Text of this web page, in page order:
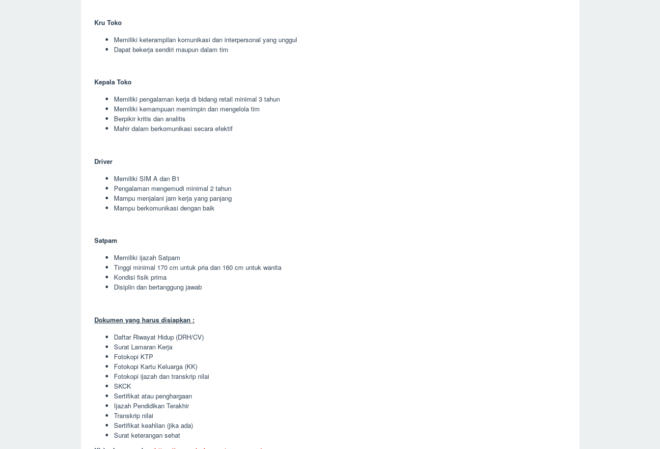
Kru Toko
Memiliki keterampilan komunikasi dan interpersonal yang unggul
Dapat bekerja sendiri maupun dalam tim
Kepala Toko
Memiliki pengalaman kerja di bidang retail minimal 3 tahun
Memiliki kemampuan memimpin dan mengelola tim
Berpikir kritis dan analitis
Mahir dalam berkomunikasi secara efektif
Driver
Memiliki SIM A dan B1
Pengalaman mengemudi minimal 2 tahun
Mampu menjalani jam kerja yang panjang
Mampu berkomunikasi dengan baik
Satpam
Memiliki ijazah Satpam
Tinggi minimal 170 cm untuk pria dan 160 cm untuk wanita
Kondisi fisik prima
Disiplin dan bertanggung jawab
Dokumen yang harus disiapkan :
Daftar Riwayat Hidup (DRH/CV)
Surat Lamaran Kerja
Fotokopi KTP
Fotokopi Kartu Keluarga (KK)
Fotokopi ijazah dan transkrip nilai
SKCK
Sertifikat atau penghargaan
Ijazah Pendidikan Terakhir
Transkrip nilai
Sertifikat keahlian (jika ada)
Surat keterangan sehat